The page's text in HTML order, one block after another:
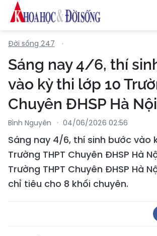
Đời sống 247
Sáng nay 4/6, thí
vào kỳ thi lớp 10
Chuyên ĐHSP Hà Nội
Bình Nguyên 04/06/2026 02:56
Sáng nay 4/6, thí sinh bước vào
Trường THPT Chuyên ĐHSP Hà
Trường THPT Chuyên ĐHSP Hà
chỉ tiêu cho 8 khối chuyên.